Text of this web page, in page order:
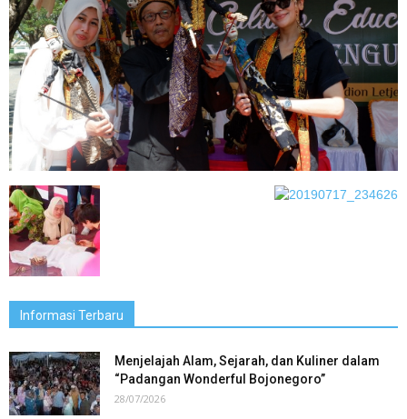
Informasi Terbaru
Menjelajah Alam, Sejarah, dan Kuliner dalam
“Padangan Wonderful Bojonegoro”
28/07/2026